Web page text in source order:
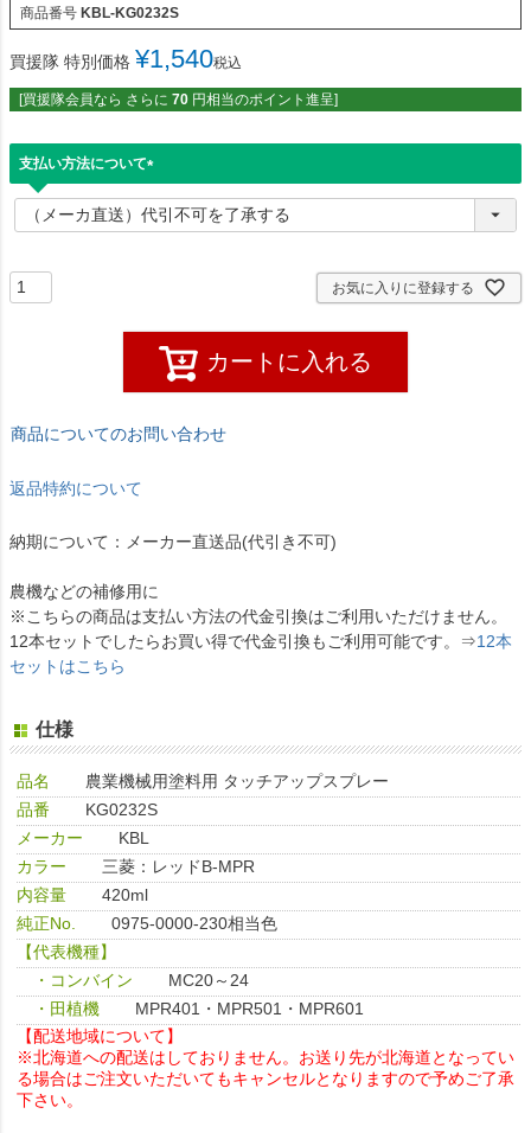
商品番号 KBL-KG0232S
買援隊 特別価格 ¥1,540税込
[買援隊会員なら さらに 70 円相当のポイント進呈]
支払い方法について
(
必
須
お気に入りに登録する
カートに入れる
商品についてのお問い合わせ
返品特約について
納期について：メーカー直送品(代引き不可)
農機などの補修用に
※こちらの商品は支払い方法の代金引換はご利用いただけません。
12本セットでしたらお買い得で代金引換もご利用可能です。⇒12本
セットはこちら
仕様
品名
農業機械用塗料用 タッチアップスプレー
品番
KG0232S
メーカー
KBL
カラー
三菱：レッドB-MPR
内容量
420ml
純正No.
0975-0000-230相当色
【代表機種】
・コンバイン
MC20～24
・田植機
MPR401・MPR501・MPR601
【配送地域について】
※北海道への配送はしておりません。お送り先が北海道となってい
る場合はご注文いただいてもキャンセルとなりますので予めご了承
下さい。